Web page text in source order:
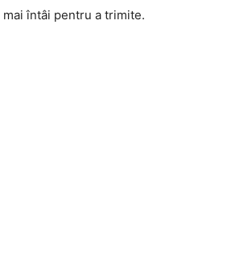
mai întâi pentru a trimite.